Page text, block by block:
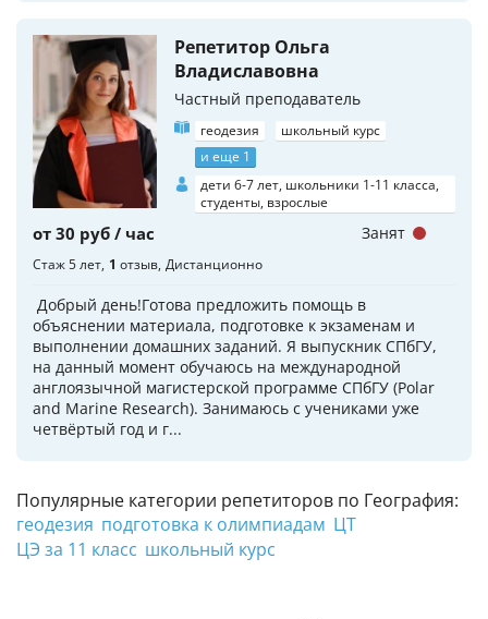
Популярные категории репетиторов по География:
геодезия подготовка к олимпиадам ЦТ
ЦЭ за 11 класс школьный курс
Репетитор Ольга
Владиславовна
Частный преподаватель
геодезия
школьный курс
и еще 1
дети 6-7 лет, школьники 1-11 класса,
студенты, взрослые
от 30 руб / час
Стаж 5 лет 1 отзыв Дистанционно
Добрый день!Готова предложить помощь в
объяснении материала, подготовке к экзаменам и
выполнении домашних заданий. Я выпускник СПбГУ,
на данный момент обучаюсь на международной
англоязычной магистерской программе СПбГУ (Polar
and Marine Research). Занимаюсь с учениками уже
четвёртый год и г...
Занят